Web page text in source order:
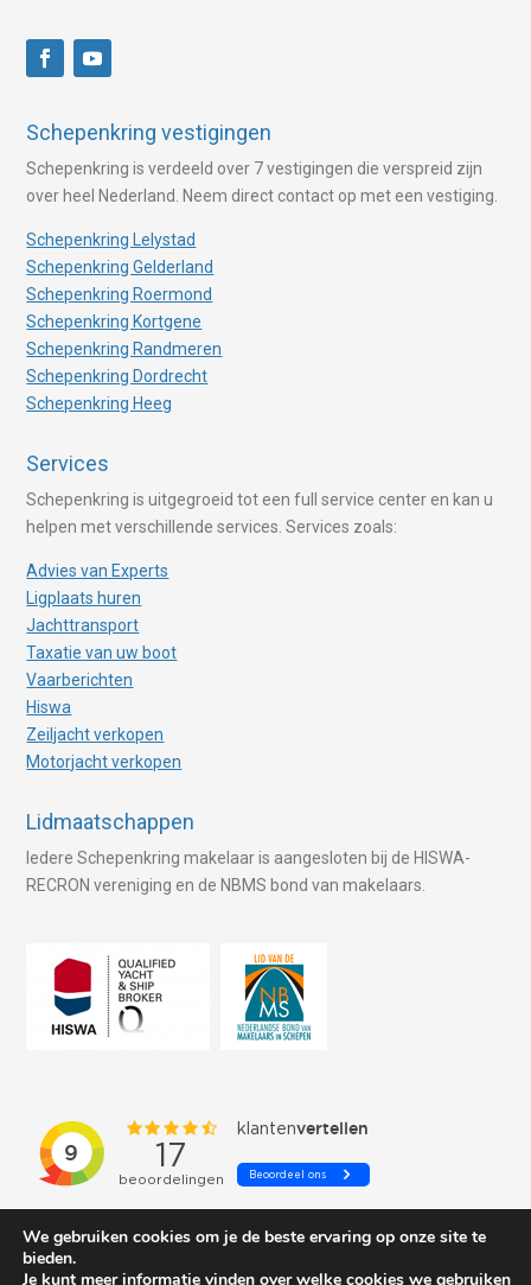
Schepenkring vestigingen
Schepenkring is verdeeld over 7 vestigingen die verspreid zijn
over heel Nederland. Neem direct contact op met een vestiging.
Schepenkring Lelystad
Schepenkring Gelderland
Schepenkring Roermond
Schepenkring Kortgene
Schepenkring Randmeren
Schepenkring Dordrecht
Schepenkring Heeg
Services
Schepenkring is uitgegroeid tot een full service center en kan u
helpen met verschillende services. Services zoals:
Advies van Experts
Ligplaats huren
Jachttransport
Taxatie van uw boot
Vaarberichten
Hiswa
Zeiljacht verkopen
Motorjacht verkopen
Lidmaatschappen
Iedere Schepenkring makelaar is aangesloten bij de HISWA-
RECRON vereniging en de NBMS bond van makelaars.
We gebruiken cookies om je de beste ervaring op onze site te
bieden.
Je kunt meer informatie vinden over welke cookies we gebruiken